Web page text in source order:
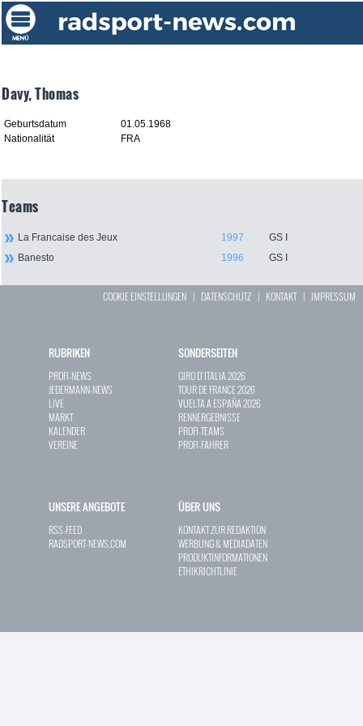
Davy, Thomas
Geburtsdatum
01.05.1968
Nationalität
FRA
Teams
La Francaise des Jeux 1997
GS I
Banesto
1996 GS I
COOKIE EINSTELLUNGEN | DATENSCHUTZ | KONTAKT| IMPRESSUM
RUBRIKEN
PROFI-NEWS
JEDERMANN-NEWS
LIVE
MARKT
KALENDER
VEREINE
SONDERSEITEN
GIRO D`ITALIA 2026
TOUR DE FRANCE 2026
VUELTA A ESPAÑA 2026
RENNERGEBNISSE
PROFI-TEAMS
PROFI-FAHRER
UNSERE ANGEBOTE
RSS-FEED
RADSPORT-NEWS.COM
ÜBER UNS
KONTAKT ZUR REDAKTION
WERBUNG & MEDIADATEN
PRODUKTINFORMATIONEN
ETHIKRICHTLINIE